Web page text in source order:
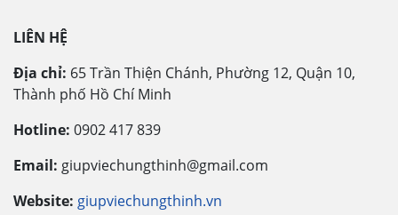
LIÊN HỆ
Địa chỉ: 65 Trần Thiện Chánh, Phường 12, Quận 10,
Thành phố Hồ Chí Minh
Hotline: 0902 417 839
Email: giupviechungthinh@gmail.com
Website: giupviechungthinh.vn